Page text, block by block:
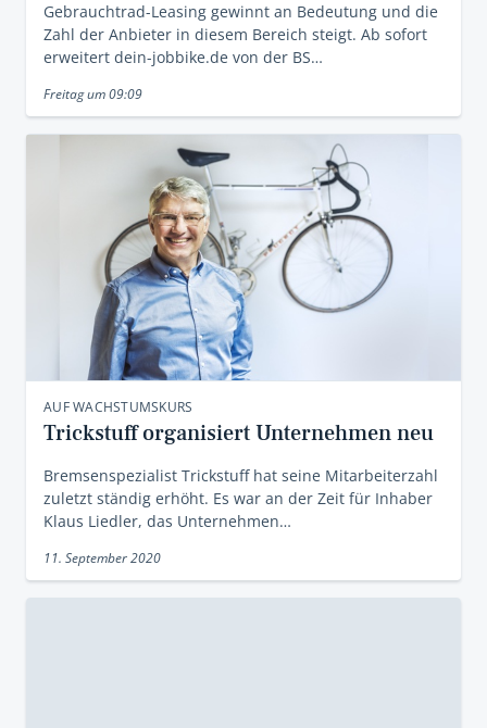
Gebrauchtrad-Leasing gewinnt an Bedeutung und die
Zahl der Anbieter in diesem Bereich steigt. Ab sofort
erweitert dein-jobbike.de von der BS…
Freitag um 09:09
AUF WACHSTUMSKURS
Trickstuff organisiert Unternehmen neu
Bremsenspezialist Trickstuff hat seine Mitarbeiterzahl
zuletzt ständig erhöht. Es war an der Zeit für Inhaber
Klaus Liedler, das Unternehmen…
11. September 2020